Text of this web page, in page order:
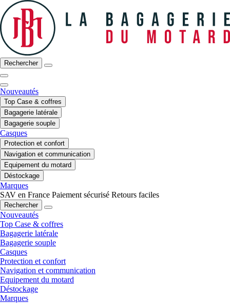
Rechercher
Nouveautés
Top Case & coffres
Bagagerie latérale
Bagagerie souple
Casques
Protection et confort
Navigation et communication
Equipement du motard
Déstockage
Marques
SAV en France Paiement sécurisé Retours faciles
Rechercher
Nouveautés
Top Case & coffres
Bagagerie latérale
Bagagerie souple
Casques
Protection et confort
Navigation et communication
Equipement du motard
Déstockage
Marques